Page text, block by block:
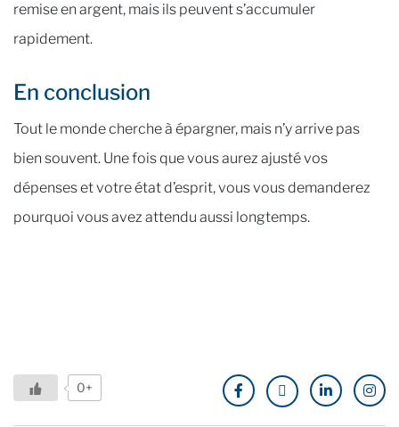
remise en argent, mais ils peuvent s’accumuler
rapidement.
En conclusion
Tout le monde cherche à épargner, mais n’y arrive pas
bien souvent. Une fois que vous aurez ajusté vos
dépenses et votre état d’esprit, vous vous demanderez
pourquoi vous avez attendu aussi longtemps.
0+